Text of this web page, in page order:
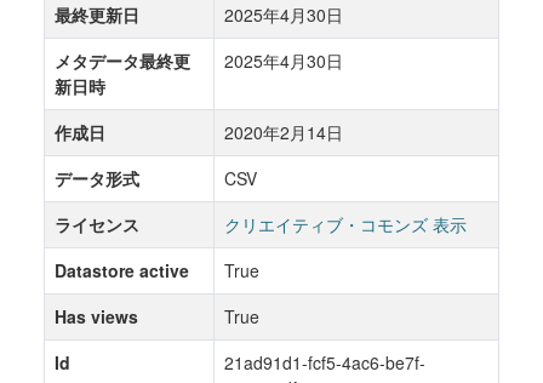
最終更新日
2025年4月30日
メタデータ最終更
新日時
2025年4月30日
作成日
2020年2月14日
データ形式
CSV
ライセンス
クリエイティブ・コモンズ 表示
Datastore active
True
Has views
True
Id
21ad91d1-fcf5-4ac6-be7f-